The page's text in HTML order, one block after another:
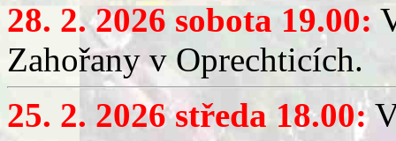
28. 2. 2026 sobota 19.00:
Zahořany v Oprechticích.
25. 2. 2026 středa 18.00: